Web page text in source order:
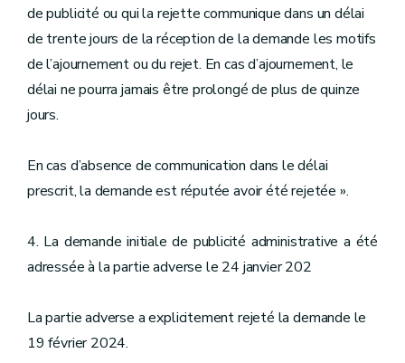
de publicité ou qui la rejette communique dans un délai
de trente jours de la réception de la demande les motifs
de l’ajournement ou du rejet. En cas d’ajournement, le
délai ne pourra jamais être prolongé de plus de quinze
jours.
En cas d’absence de communication dans le délai
prescrit, la demande est réputée avoir été rejetée ».
4. La demande initiale de publicité administrative a été
adressée à la partie adverse le 24 janvier 202
La partie adverse a explicitement rejeté la demande le
19 février 2024.